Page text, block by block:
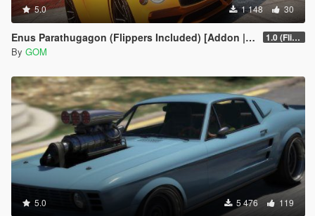
5.0 1 148 30
Enus Parathugagon (Flippers Included) [Addon | Tuning | FiveM] 1.0 (Flipper Fools Special)
By GOM
5.0 5 476 119